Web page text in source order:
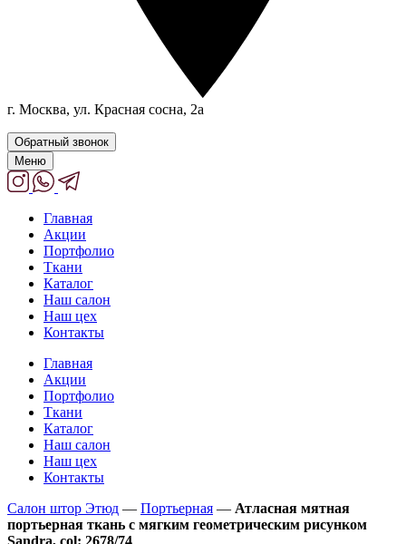
г. Москва, ул. Красная сосна, 2а
Обратный звонок
Меню
Главная
Акции
Портфолио
Ткани
Каталог
Наш салон
Наш цех
Контакты
Главная
Акции
Портфолио
Ткани
Каталог
Наш салон
Наш цех
Контакты
Салон штор Этюд — Портьерная — Атласная мятная
портьерная ткань с мягким геометрическим рисунком
Sandra, col: 2678/74